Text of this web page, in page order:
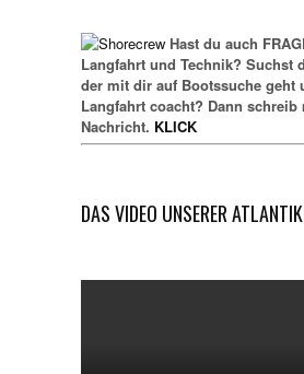
Hast du auch
Langfahrt und Technik? Suchst
der mit dir auf Bootssuche geht
Langfahrt coacht? Dann
Nachricht. KLICK
DAS VIDEO UNSERER